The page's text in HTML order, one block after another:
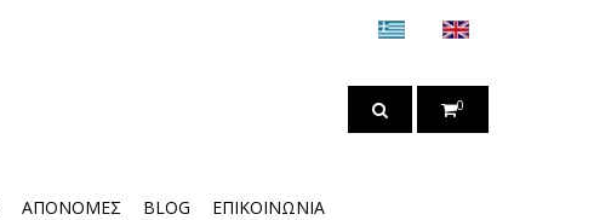
0
ΑΠΟΝΟΜΈΣ BLOG ΕΠΙΚΟΙΝΩΝΊΑ